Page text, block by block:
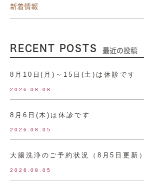
新着情報
RECENT POSTS 最近の投稿
8月10日(月)～15日(土)は休診です
2026.08.08
8月6日(木)は休診です
2026.08.05
大腸洗浄のご予約状況（8月5日更新）
2026.08.05